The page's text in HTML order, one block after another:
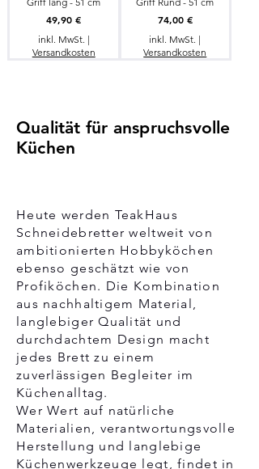
Preis
49,90 €
inkl. MwSt. |
Versandkosten
Preis
74,00 €
inkl. MwSt. |
Versandkosten
Qualität für anspruchsvolle
Küchen
Heute werden TeakHaus
Schneidebretter weltweit von
ambitionierten Hobbyköchen
ebenso geschätzt wie von
Profiköchen. Die Kombination
aus nachhaltigem Material,
langlebiger Qualität und
durchdachtem Design macht
jedes Brett zu einem
zuverlässigen Begleiter im
Küchenalltag.
Wer Wert auf natürliche
Materialien, verantwortungsvolle
Herstellung und langlebige
Küchenwerkzeuge legt, findet in